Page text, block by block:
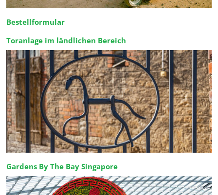
Bestellformular
Toranlage im ländlichen Bereich
Gardens By The Bay Singapore